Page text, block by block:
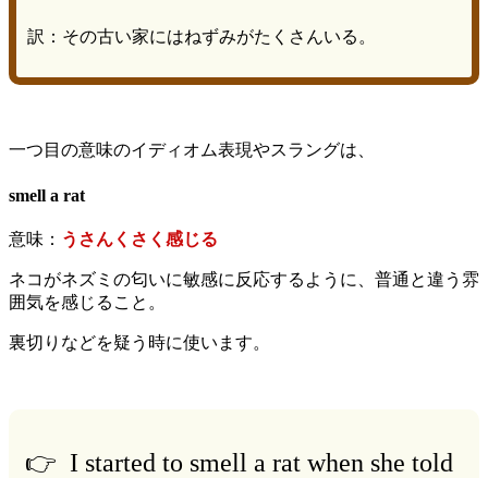
訳：その古い家にはねずみがたくさんいる。
一つ目の意味のイディオム表現やスラングは、
smell a rat
意味： うさんくさく感じる
ネコがネズミの匂いに敏感に反応するように、普通と違う雰
囲気を感じること。
裏切りなどを疑う時に使います。
👉 I started to smell a rat when she told